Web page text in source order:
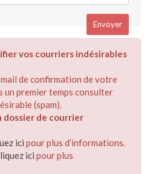
vos courriers indésirables
de confirmation de votre
un premier temps consulter
(spam).
dossier de courrier
ici pour plus d’informations.
ici pour plus